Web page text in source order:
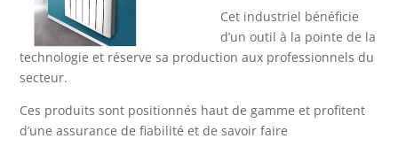
Cet industriel bénéficie
d’un outil à la pointe de la
technologie et réserve sa production aux professionnels du
secteur.
Ces produits sont positionnés haut de gamme et profitent
d’une assurance de fiabilité et de savoir faire